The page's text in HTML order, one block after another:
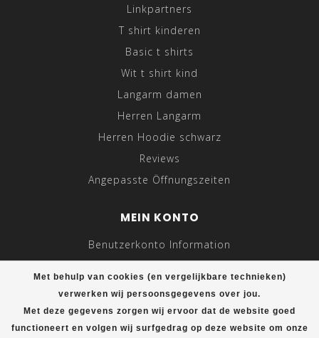
Met behulp van cookies (en vergelijkbare technieken)
verwerken wij persoonsgegevens over jou.
Met deze gegevens zorgen wij ervoor dat de website goed
functioneert en volgen wij surfgedrag op deze website om onze
Linkpartners
T shirt kinderen
Basic t shirts
Wit t shirt kind
Langarm damen
Herren Langarm
Herren Hoodie schwarz
Reviews
Angepasste Öffnungszeiten
MEIN KONTO
Benutzerkonto Information
Meine Bestellungen
Meine Nachrichten (Tickets)
Mein Wunschzettel
Vergleichen